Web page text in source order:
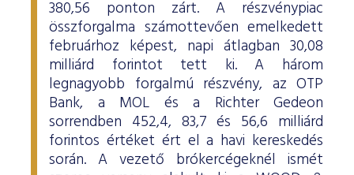
380,56 ponton zárt. A részvénypiac
összforgalma számottevően emelkedett
februárhoz képest, napi átlagban 30,08
milliárd forintot tett ki. A három
legnagyobb forgalmú részvény, az OTP
Bank, a MOL és a Richter Gedeon
sorrendben 452,4, 83,7 és 56,6 milliárd
forintos értéket ért el a havi kereskedés
során. A vezető brókercégeknél ismét